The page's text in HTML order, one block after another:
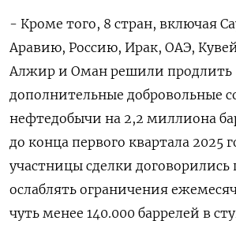
- Кроме того, 8 стран, включая
Аравию, Россию, Ирак, ОАЭ,
Алжир и Оман решили продлить
дополнительные добровольные
нефтедобычи на 2,2 миллиона
до конца первого квартала 2025
участницы сделки договорились
ослаблять ограничения
чуть менее 140.000 баррелей в